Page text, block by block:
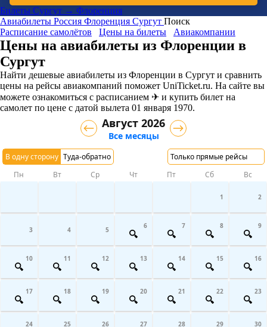
Билеты Сургут → Флоренция
Авиабилеты Россия Флоренция Сургут Поиск
Расписание самолётов
Цены на билеты Авиакомпании
Цены на авиабилеты из Флоренции в
Сургут
Найти дешевые авиабилеты из Флоренции в Сургут и сравнить
цены на рейсы авиакомпаний поможет UniTicket.ru. На сайте вы
можете ознакомиться с расписанием ✈ и купить билет на
самолет по цене с датой вылета 01 января 1970.
В одну сторону Туда-обратно Только прямые рейсы
Август 2026
Все месяцы
Пн Вт Ср Чт Пт Сб Вс
1 2
3 4 5 6 7 8 9
10 11 12 13 14 15 16
17 18 19 20 21 22 23
24 25 26 27 28 29 30